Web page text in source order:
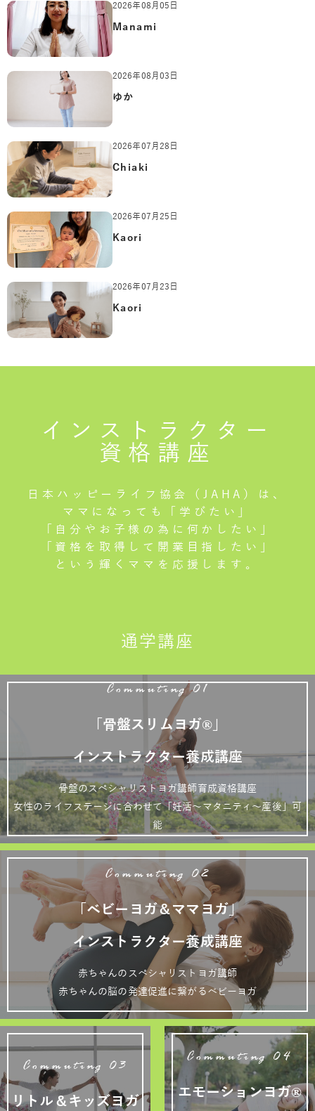
2026年08月05日
Manami
2026年08月03日
ゆか
2026年07月28日
Chiaki
2026年07月25日
Kaori
2026年07月23日
Kaori
インストラクター
資格講座
日本ハッピーライフ協会（JAHA）は、
ママになっても「学びたい」
「自分やお子様の為に何かしたい」
「資格を取得して開業目指したい」
という輝くママを応援します。
通学講座
Commuting 01
「骨盤スリムヨガ®」
インストラクター養成講座
骨盤のスペシャリストヨガ講師育成資格講座
女性のライフステージに合わせて「妊活～マタニティ～産後」可
能
Commuting 02
「ベビーヨガ＆ママヨガ」
インストラクター養成講座
赤ちゃんのスペシャリストヨガ講師
赤ちゃんの脳の発達促進に繋がるベビーヨガ
Commuting 03
リトル＆キッズヨガ
Commuting 04
エモーションヨガ®